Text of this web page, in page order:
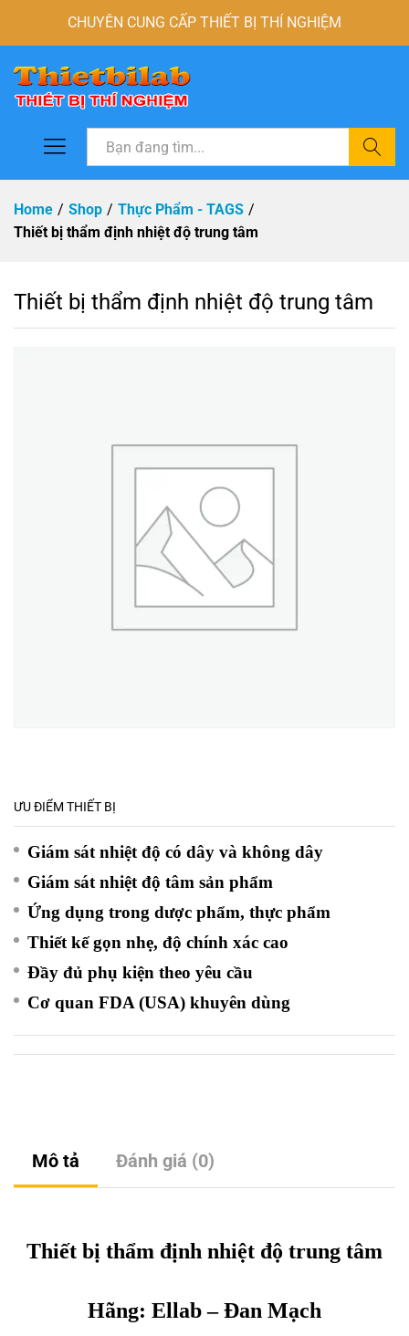
CHUYÊN CUNG CẤP THIẾT BỊ THÍ NGHIỆM
Tìm
Home / Shop / Thực Phẩm - TAGS /
Thiết bị thẩm định nhiệt độ trung tâm
Thiết bị thẩm định nhiệt độ trung tâm
ƯU ĐIỂM THIẾT BỊ
Giám sát nhiệt độ có dây và không dây
Giám sát nhiệt độ tâm sản phẩm
Ứng dụng trong dược phẩm, thực phẩm
Thiết kế gọn nhẹ, độ chính xác cao
Đầy đủ phụ kiện theo yêu cầu
Cơ quan FDA (USA) khuyên dùng
Mô tả Đánh giá (0)
Thiết bị thẩm định nhiệt độ trung tâm
Hãng: Ellab– Đan Mạch